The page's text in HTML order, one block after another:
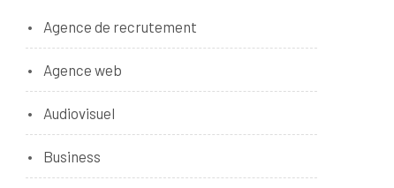
Agence de recrutement
Agence web
Audiovisuel
Business